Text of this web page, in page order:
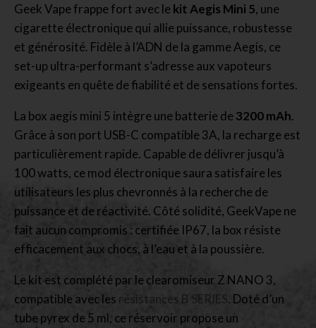
Geek Vape frappe fort avec lekit Aegis Mini 5, une
cigarette électronique qui allie puissance, robustesse
et générosité. Fidèle à l’ADN de la gamme Aegis, ce
set-up ultra-performant s’adresse aux vapoteurs
exigeants en quête de fiabilité et de sensations fortes.
La box aegis mini 5 intègre une batterie de3200 mAh.
Grâce à son port USB-C compatible 3A, la recharge est
particulièrement rapide. Capable de délivrer jusqu’à
100 watts, ce mod électronique saura satisfaire les
utilisateurs les plus chevronnés à la recherche de
puissance et de réactivité. Côté solidité, GeekVape ne
fait aucun compromis : certifiée IP67, la box résiste
efficacement aux chocs, à l’eau et à la poussière.
Le kit est complété par le clearomiseur Z NANO 3,
compatible avec les résistances B SERIES. Doté d’un
tube pyrex de 5 ml, ce réservoir propose un